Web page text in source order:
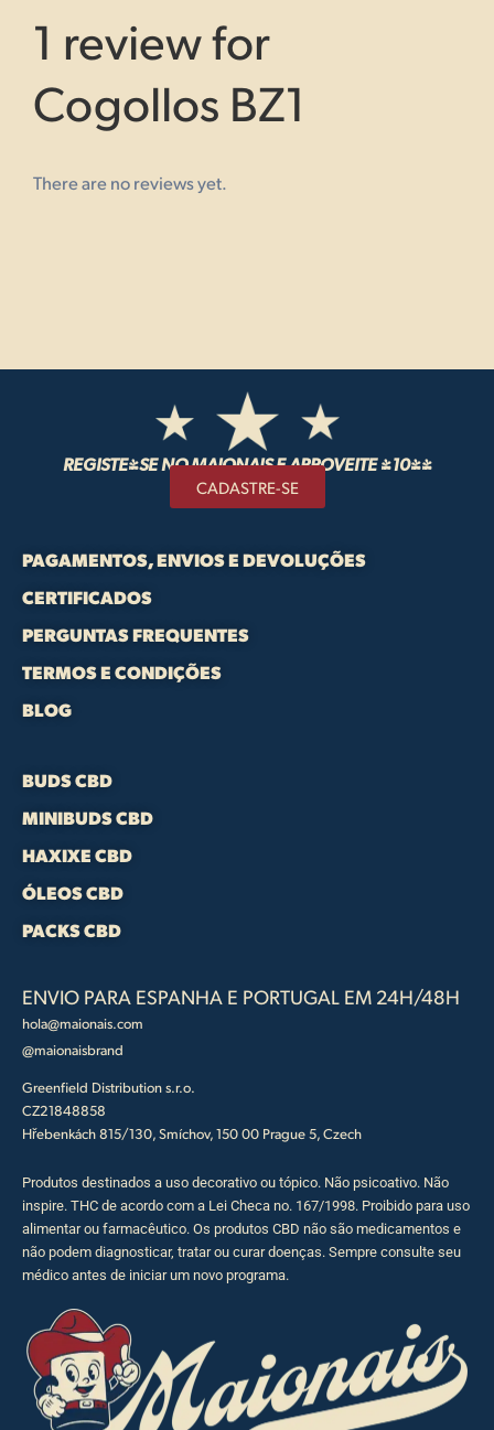
1 review for
Cogollos BZ1
There are no reviews yet.
REGISTE-SE NO MAIONAIS E APROVEITE -10%!
CADASTRE-SE
PAGAMENTOS, ENVIOS E DEVOLUÇÕES
CERTIFICADOS
PERGUNTAS FREQUENTES
TERMOS E CONDIÇÕES
BLOG
BUDS CBD
MINIBUDS CBD
HAXIXE CBD
ÓLEOS CBD
PACKS CBD
ENVIO PARA ESPANHA E PORTUGAL EM 24H/48H
hola@maionais.com
@maionaisbrand
Greenfield Distribution s.r.o.
CZ21848858
Hřebenkách 815/130, Smíchov, 150 00 Prague 5, Czech
Produtos destinados a uso decorativo ou tópico. Não psicoativo. Não
inspire. THC de acordo com a Lei Checa no. 167/1998. Proibido para uso
alimentar ou farmacêutico. Os produtos CBD não são medicamentos e
não podem diagnosticar, tratar ou curar doenças. Sempre consulte seu
médico antes de iniciar um novo programa.